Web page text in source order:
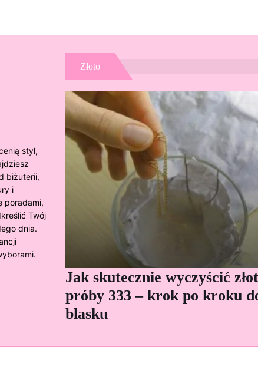
styl,
biżuterii,
i
poradami,
Twój
dnia.
Złoto
Jak skutecznie wyczyścić
próby 333 – krok po kroku
blasku